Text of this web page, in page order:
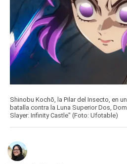
Shinobu Kochō, la Pilar del Insecto, en
batalla contra la Luna Superior Dos,
Slayer: Infinity Castle" (Foto: Ufotable)